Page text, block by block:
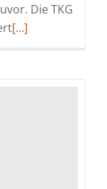
Die TKG
Read
[…]